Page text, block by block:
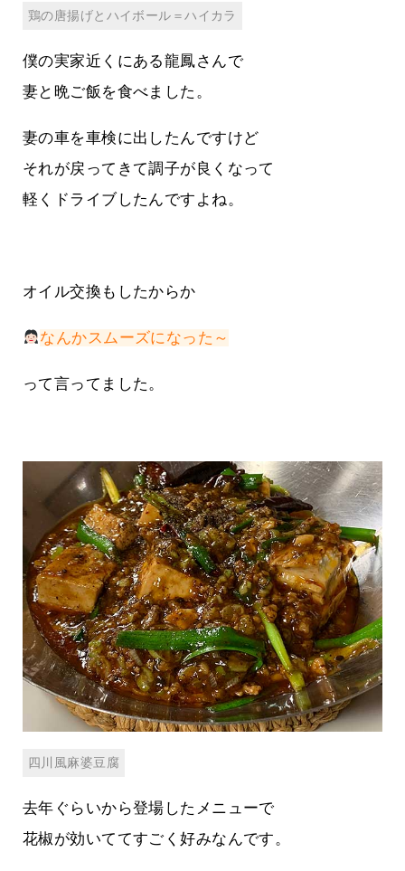
鶏の唐揚げとハイボール＝ハイカラ
僕の実家近くにある龍鳳さんで
妻と晩ご飯を食べました。
妻の車を車検に出したんですけど
それが戻ってきて調子が良くなって
軽くドライブしたんですよね。
オイル交換もしたからか
なんかスムーズになった～
って言ってました。
四川風麻婆豆腐
去年ぐらいから登場したメニューで
花椒が効いててすごく好みなんです。